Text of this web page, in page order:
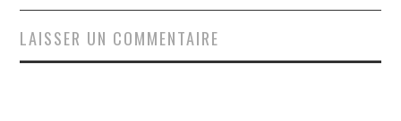
LAISSER UN COMMENTAIRE